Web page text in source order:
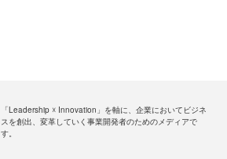
「Leadership ☓ Innovation」を軸に、企業においてビジネ
スを創出、変革していく事業開発者のためのメディアで
す。